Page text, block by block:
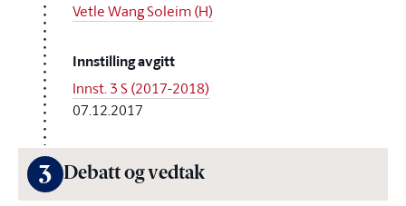
Vetle Wang Soleim (H)
Innstilling avgitt
Innst. 3 S (2017-2018)
07.12.2017
3 Debatt og vedtak